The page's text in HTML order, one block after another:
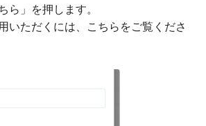
ら」を押します。
いただくには、こちらをご覧くださ